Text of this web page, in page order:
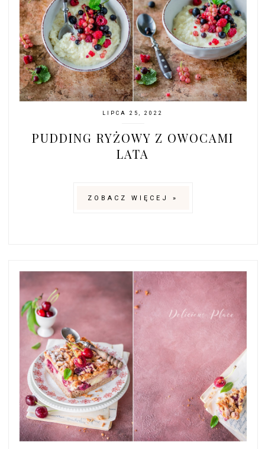
LIPCA 25, 2022
PUDDING RYŻOWY Z OWOCAMI
LATA
ZOBACZ WIĘCEJ »